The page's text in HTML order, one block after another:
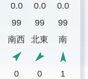
0.0 0.0 0.0
99 99 99
南西 北東 南
0 0 1